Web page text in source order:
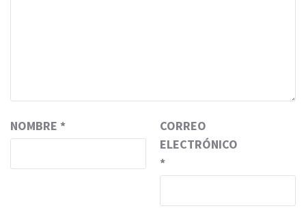
NOMBRE *
CORREO
ELECTRÓNICO
*